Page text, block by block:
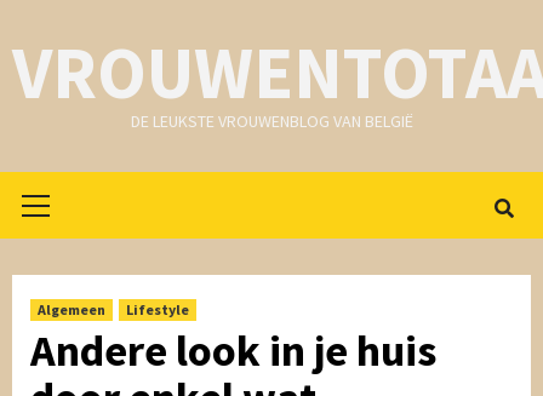
to
content
DE LEUKSTE VROUWENBLOG VAN BELGIË
menu
Algemeen Lifestyle
Andere look in je huis